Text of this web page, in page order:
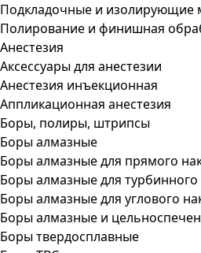
Подкладочные и изолирующие
Полирование и финишная
Анестезия
Аксессуары для анестезии
Анестезия инъекционная
Аппликационная анестезия
Боры, полиры, штрипсы
Боры алмазные
Боры алмазные для прямого
Боры алмазные для
Боры алмазные для углового
Боры алмазные и
Боры твердосплавные